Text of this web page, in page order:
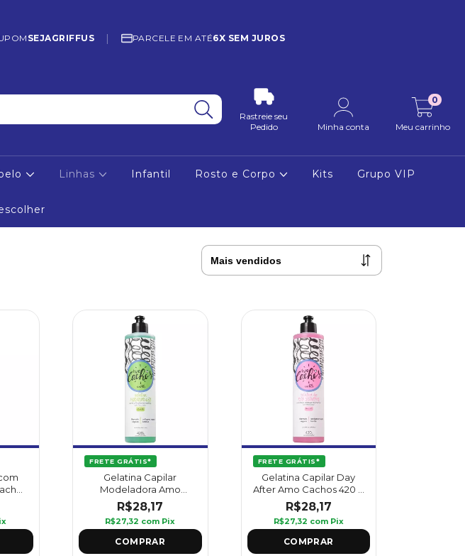
SEJAGRIFFUS | PARCELE EM ATÉ6X SEM JUROS
Rastreie seu
Pedido
Minha conta Meu carrinho
0
Linhas Infantil Rosto e Corpo Kits Grupo VIP
FRETE GRÁTIS*
Gelatina Capilar
Modeladora Amo
Cachos 420 g - Griffus
R$28,17
R$27,32 com Pix
FRETE GRÁTIS*
Gelatina Capilar Day
After Amo Cachos 420 g
- Griffus
R$28,17
R$27,32 com Pix